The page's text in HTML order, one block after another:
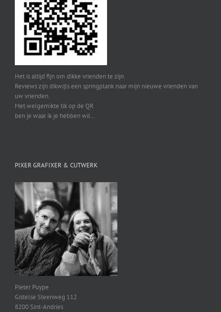
Het is altijd fijn om dikke vrienden te zijn.
Reviews zijn dikwijls een springplank naar mijn nieuwe vrienden van
uw vrienden.
Met welgemikte tik op de QR
ben je waar ik je hebben wil…
PIXER GRAFIXER & CUTWERK
Pieter Puype
Gistelse Steenweg 112
8200 Sint-Andries